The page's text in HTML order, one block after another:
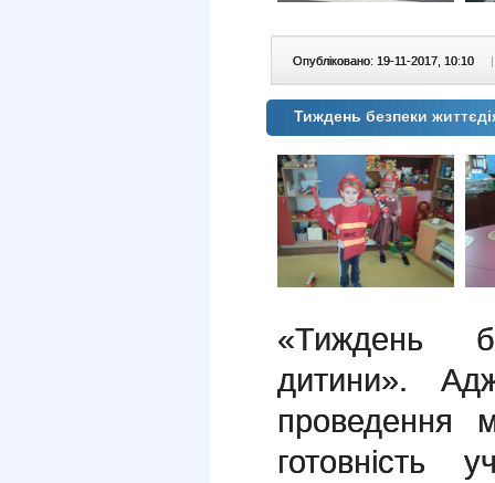
Опубліковано: 19-11-2017, 10:10
Тиждень безпеки
«Тиждень
дитини».
проведення
готовність